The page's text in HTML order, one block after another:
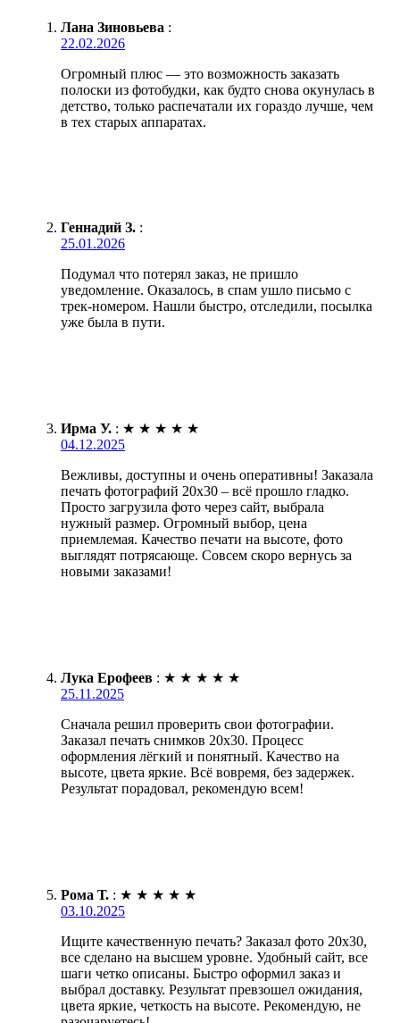
Лана Зиновьева :
22.02.2026
Огромный плюс — это возможность заказать
полоски из фотобудки, как будто снова окунулась в
детство, только распечатали их гораздо лучше, чем
в тех старых аппаратах.
Геннадий З. :
25.01.2026
Подумал что потерял заказ, не пришло
уведомление. Оказалось, в спам ушло письмо с
трек-номером. Нашли быстро, отследили, посылка
уже была в пути.
Ирма У. : ★ ★ ★ ★ ★
04.12.2025
Вежливы, доступны и очень оперативны! Заказала
печать фотографий 20х30 – всё прошло гладко.
Просто загрузила фото через сайт, выбрала
нужный размер. Огромный выбор, цена
приемлемая. Качество печати на высоте, фото
выглядят потрясающе. Совсем скоро вернусь за
новыми заказами!
Лука Ерофеев : ★ ★ ★ ★ ★
25.11.2025
Сначала решил проверить свои фотографии.
Заказал печать снимков 20х30. Процесс
оформления лёгкий и понятный. Качество на
высоте, цвета яркие. Всё вовремя, без задержек.
Результат порадовал, рекомендую всем!
Рома Т. : ★ ★ ★ ★ ★
03.10.2025
Ищите качественную печать? Заказал фото 20х30,
все сделано на высшем уровне. Удобный сайт, все
шаги четко описаны. Быстро оформил заказ и
выбрал доставку. Результат превзошел ожидания,
цвета яркие, четкость на высоте. Рекомендую, не